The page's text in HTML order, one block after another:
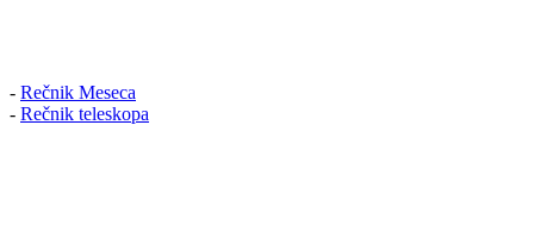
- Rečnik Meseca
- Rečnik teleskopa